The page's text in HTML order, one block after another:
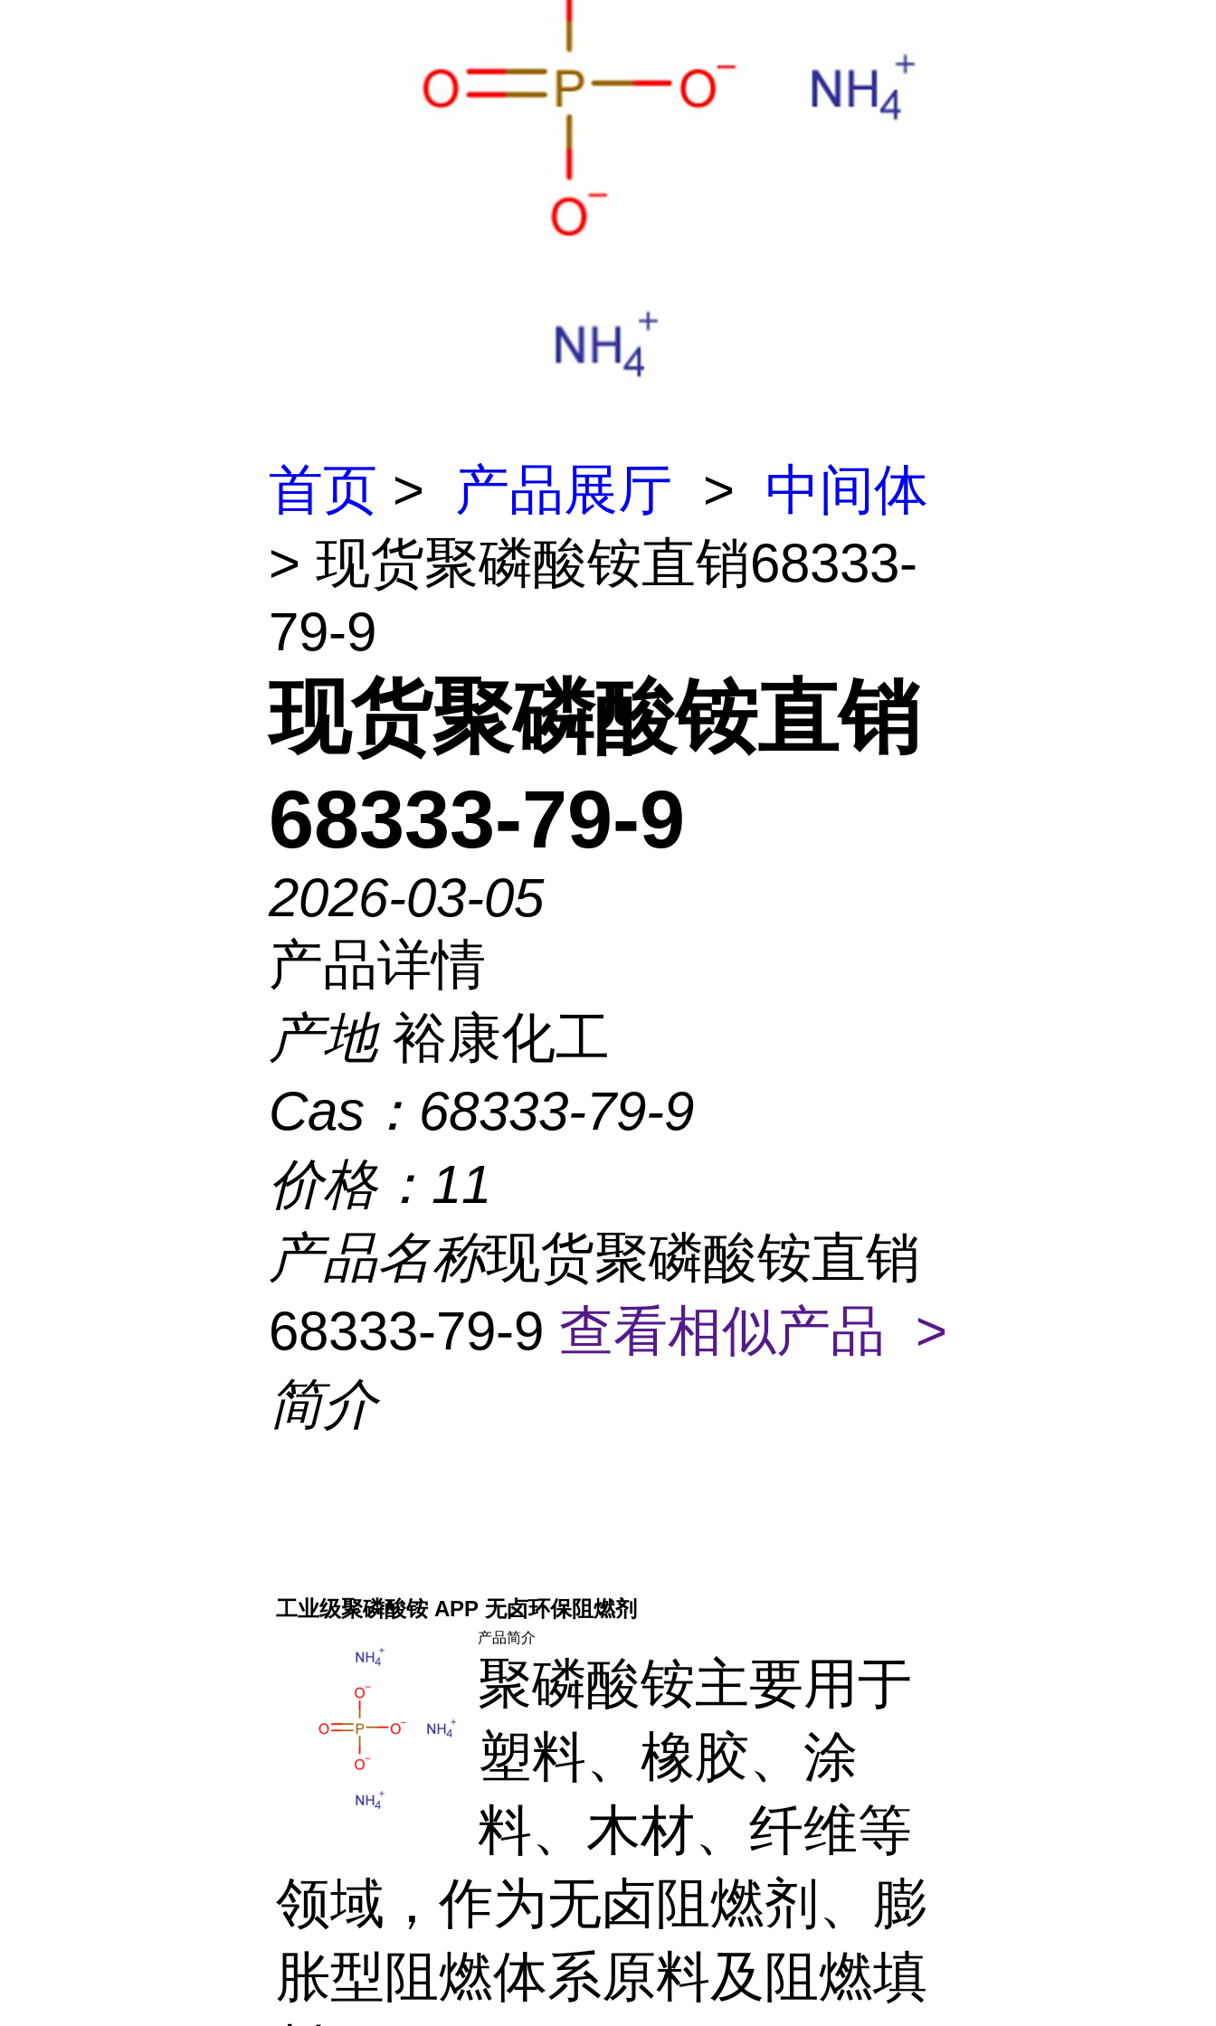
首页 > 产品展厅 > 中间体
> 现货聚磷酸铵直销68333-
79-9
现货聚磷酸铵直销
68333-79-9
2026-03-05
产品详情
产地 裕康化工
Cas： 68333-79-9
价格： 11
产品名称现货聚磷酸铵直销
68333-79-9 查看相似产品 >
简介
工业级聚磷酸铵 APP 无卤环保阻燃剂
产品简介
聚磷酸铵主要用于
塑料、橡胶、涂
料、木材、纤维等
领域，作为无卤阻燃剂、膨
胀型阻燃体系原料及阻燃填